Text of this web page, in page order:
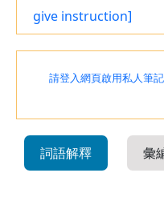
give instruction]
請登入網頁啟用私人筆記
詞語解釋 彙